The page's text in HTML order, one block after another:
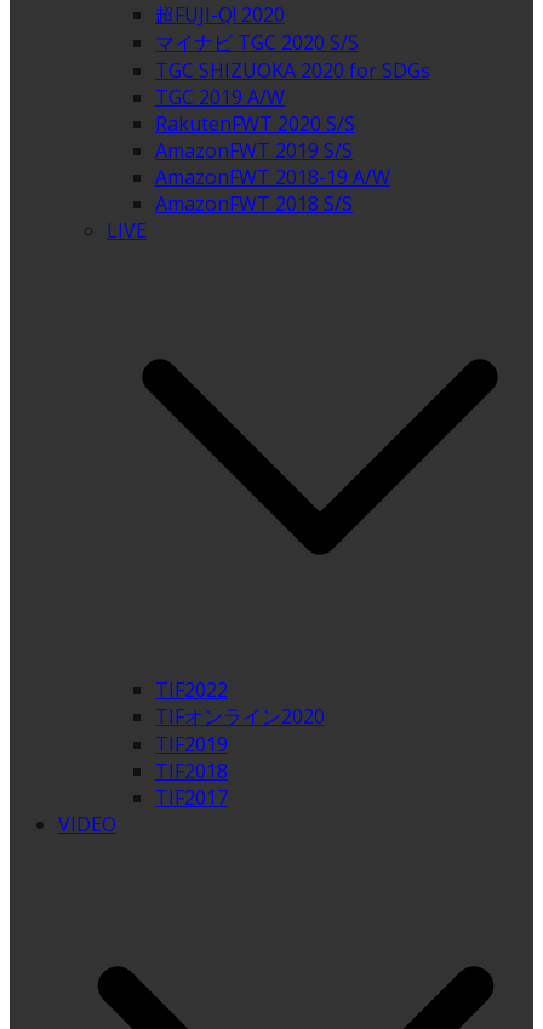
超FUJI-Q! 2020
マイナビ TGC 2020 S/S
TGC SHIZUOKA 2020 for SDGs
TGC 2019 A/W
RakutenFWT 2020 S/S
AmazonFWT 2019 S/S
AmazonFWT 2018-19 A/W
AmazonFWT 2018 S/S
LIVE
TIF2022
TIFオンライン2020
TIF2019
TIF2018
TIF2017
VIDEO